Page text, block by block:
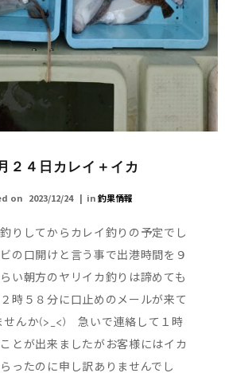
２４日カレイ＋イカ
on 2023/12/24 in釣果情報
りしてからカレイ釣りの予定でし
の口開けと言う事で出港時間を９
い朝方のヤリイカ釣りは諦めても
時５８分に口止めのメールが来て
せんか(>_<) 急いで連絡して１時
とが出来ましたがお客様にはイカ
ったのに申し訳ありませんでし